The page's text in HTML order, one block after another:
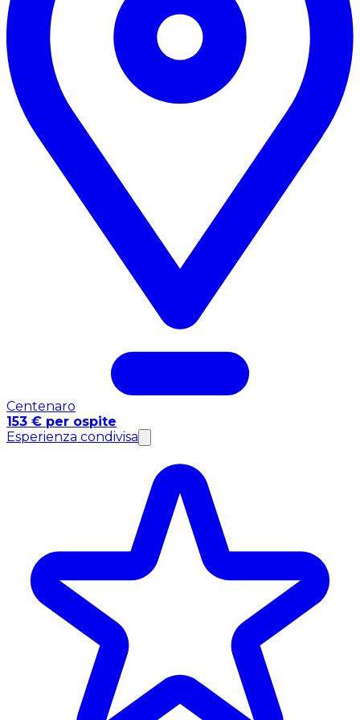
Centenaro
153 € per ospite
Esperienza condivisa